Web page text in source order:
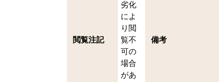
閲覧注記
劣化
によ
り閲
覧不
可の
場合
があ
備考